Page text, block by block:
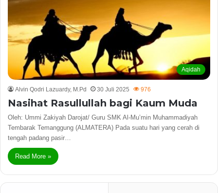
Aqidah
Alvin Qodri Lazuardy, M.Pd 30 Juli 2025 976
Nasihat Rasullullah bagi Kaum Muda
Oleh: Ummi Zakiyah Darojat/ Guru SMK Al-Mu’min Muhammadiyah
Tembarak Temanggung (ALMATERA) Pada suatu hari yang cerah di
tengah padang pasir…
Read More »